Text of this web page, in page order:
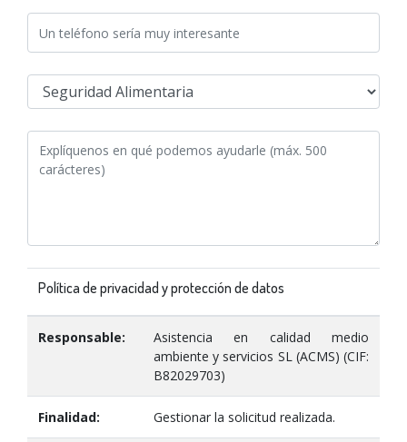
Política de privacidad y protección de datos
Responsable:
Asistencia en calidad medio
ambiente y servicios SL (ACMS) (CIF:
B82029703)
Finalidad: Gestionar la solicitud realizada.